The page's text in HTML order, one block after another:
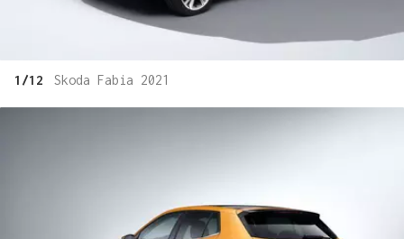
1/12 Skoda Fabia 2021